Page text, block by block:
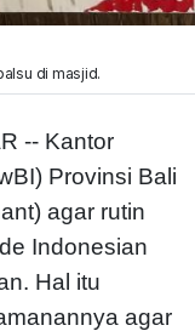
di masjid.
-- Kantor
Provinsi Bali
agar rutin
Indonesian
Hal itu
agar